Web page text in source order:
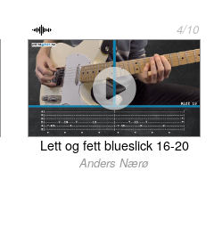
4/10
Lett og fett blueslick 16-20
Anders Nærø